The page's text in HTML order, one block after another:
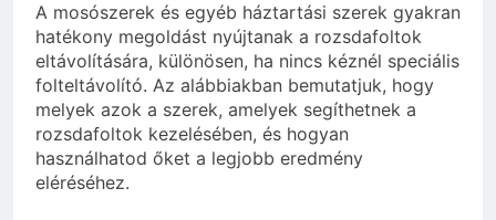
A mosószerek és egyéb háztartási szerek gyakran
hatékony megoldást nyújtanak a rozsdafoltok
eltávolítására, különösen, ha nincs kéznél speciális
folteltávolító. Az alábbiakban bemutatjuk, hogy
melyek azok a szerek, amelyek segíthetnek a
rozsdafoltok kezelésében, és hogyan
használhatod őket a legjobb eredmény
eléréséhez.